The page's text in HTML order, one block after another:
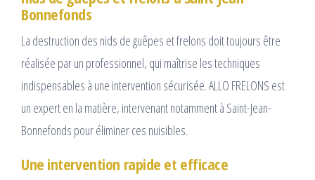
Bonnefonds
La destruction des nids de guêpes et frelons doit toujours être
réalisée par un professionnel, qui maîtrise les techniques
indispensables à une intervention sécurisée. ALLO FRELONS est
un expert en la matière, intervenant notamment à Saint-Jean-
Bonnefonds pour éliminer ces nuisibles.
Une intervention rapide et efficace